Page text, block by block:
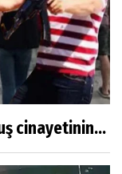
cinayetinin...